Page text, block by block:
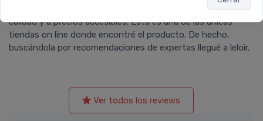
productos de la marca. Me gusta lo nacional de buena
calidad y a precios accesibles. Esta es una de las únicas
tiendas on line donde encontré el producto. De hecho,
buscándola por recomendaciones de expertas llegué a leloir.
Ver todos los reviews